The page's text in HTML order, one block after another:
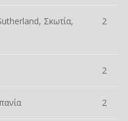
Σκωτία,
2
2
2